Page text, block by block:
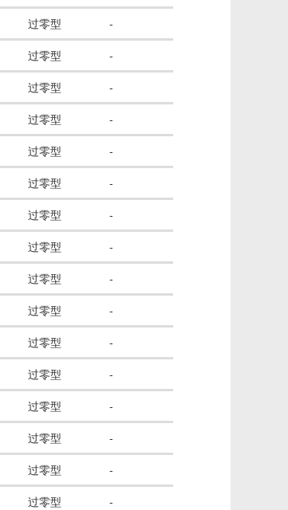
过零型
-
过零型
-
过零型
-
过零型
-
过零型
-
过零型
-
过零型
-
过零型
-
过零型
-
过零型
-
过零型
-
过零型
-
过零型
-
过零型
-
过零型
-
过零型
-